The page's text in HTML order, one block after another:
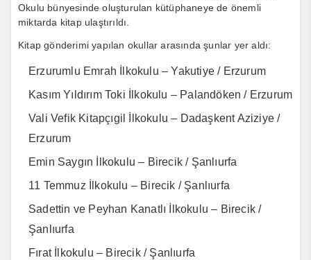
Okulu bünyesinde oluşturulan kütüphaneye de önemli
miktarda kitap ulaştırıldı.
Kitap gönderimi yapılan okullar arasında şunlar yer aldı:
Erzurumlu Emrah İlkokulu – Yakutiye / Erzurum
Kasım Yıldırım Toki İlkokulu – Palandöken / Erzurum
Vali Vefik Kitapçıgil İlkokulu – Dadaşkent Aziziye /
Erzurum
Emin Saygın İlkokulu – Birecik / Şanlıurfa
11 Temmuz İlkokulu – Birecik / Şanlıurfa
Sadettin ve Peyhan Kanatlı İlkokulu – Birecik /
Şanlıurfa
Fırat İlkokulu – Birecik / Şanlıurfa